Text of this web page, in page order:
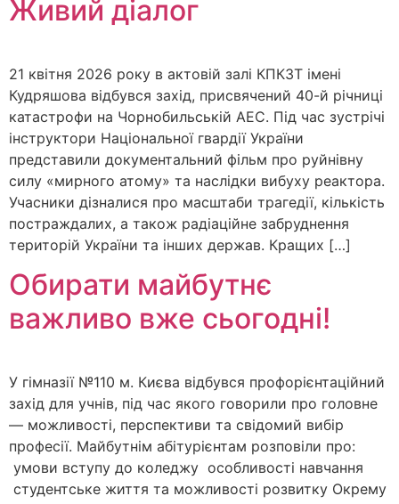
Живий діалог
21 квітня 2026 року в актовій залі КПКЗТ імені
Кудряшова відбувся захід, присвячений 40-й річниці
катастрофи на Чорнобильській АЕС. Під час зустрічі
інструктори Національної гвардії України
представили документальний фільм про руйнівну
силу «мирного атому» та наслідки вибуху реактора.
Учасники дізналися про масштаби трагедії, кількість
постраждалих, а також радіаційне забруднення
територій України та інших держав. Кращих […]
Обирати майбутнє
важливо вже сьогодні!
У гімназії №110 м. Києва відбувся профорієнтаційний
захід для учнів, під час якого говорили про головне
— можливості, перспективи та свідомий вибір
професії. Майбутнім абітурієнтам розповіли про:
умови вступу до коледжу особливості навчання
студентське життя та можливості розвитку Окрему